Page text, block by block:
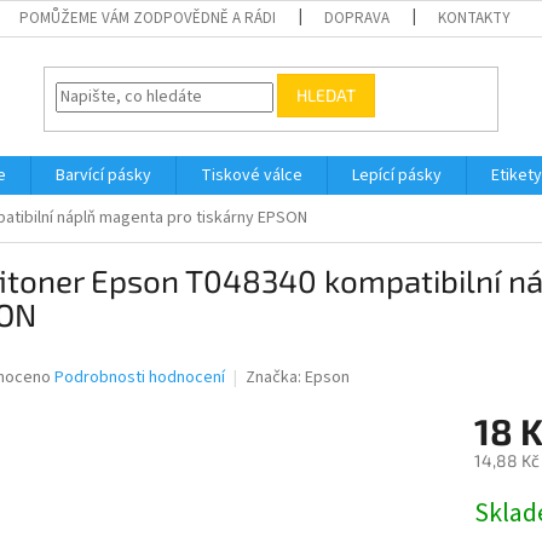
POMŮŽEME VÁM ZODPOVĚDNĚ A RÁDI DOPRAVA KONTAKTY
HLEDAT
Barvící pásky Tiskové válce Lepící pásky Etikety
náplň magenta pro tiskárny EPSON
Epson T048340 kompatibilní
Podrobnosti hodnocení Značka: Epson
18
14,88 Kč
cena: